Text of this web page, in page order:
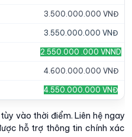
3.500.000.000 VNĐ
3.550.000.000 VNĐ
2.550.000 .000 VNND
4.600.000.000 VNĐ
4.550.000.000 VNĐ
vào thời điểm. Liên hệ ngay
hỗ trợ thông tin chính xác